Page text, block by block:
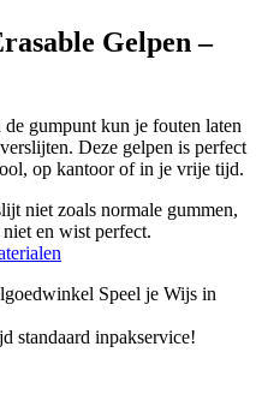
Gelpen –
gumpunt kun je fouten laten
Deze gelpen is perfect
op kantoor of in je vrije tijd.
niet zoals normale gummen,
en wist perfect.
Speel je Wijs in
standaard inpakservice!